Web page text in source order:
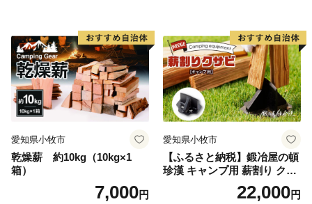
愛知県小牧市
乾燥薪 約10kg（10kg×1
箱）
7,000円
愛知県小牧市
【ふるさと納税】鍛冶屋の頓
珍漢 キャンプ用 薪割り クサ
ビ 簡単に割れる 転びにくい
ソロキャンプ 女性 お子様 黒
22,000円